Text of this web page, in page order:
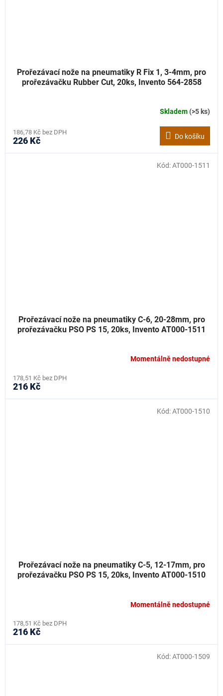
Prořezávací nože na pneumatiky R Fix 1, 3-4mm, pro
prořezávačku Rubber Cut, 20ks, Invento 564-2858
Skladem(>5 ks)
186,78 Kč bez DPH
226 Kč Do košíku
Prořezávací nože na pneumatiky C-6, 20-28mm, pro
prořezávačku PSO PS 15, 20ks, Invento AT000-1511
Momentálně nedostupné
178,51 Kč bez DPH
216 Kč
Kód:AT000-1511
Prořezávací nože na pneumatiky C-5, 12-17mm, pro
prořezávačku PSO PS 15, 20ks, Invento AT000-1510
Momentálně nedostupné
178,51 Kč bez DPH
216 Kč
Kód:AT000-1510
Kód:AT000-1509